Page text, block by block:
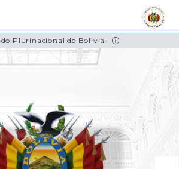
Skip
to
main
Plurinacional de Bolivia